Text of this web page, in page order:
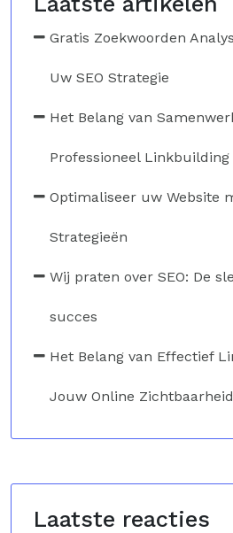
Gratis Zoekwoorden
Uw SEO Strategie
Het Belang van
Professioneel Linkbuilding
Optimaliseer uw Website
Strategieën
Wij praten over SEO: De
succes
Het Belang van Effectief
Jouw Online Zichtbaarheid
Laatste reacties